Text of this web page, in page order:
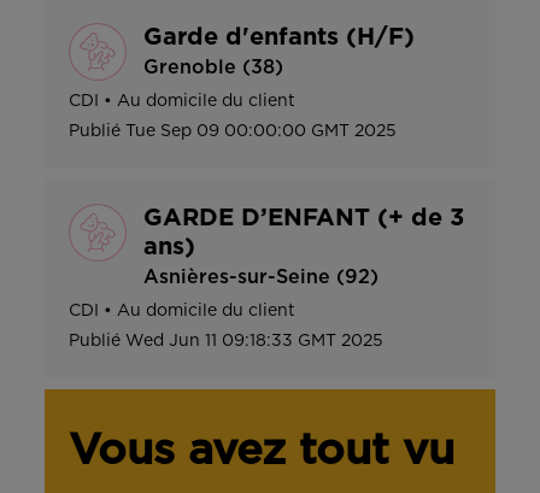
Garde d'enfants (H/F)
Grenoble (38)
CDI • Au domicile du client
Publié
Tue Sep 09 00:00:00 GMT 2025
GARDE D’ENFANT (+ de 3
ans)
Asnières-sur-Seine (92)
CDI • Au domicile du client
Publié Wed Jun 11 09:18:33 GMT 2025
Vous avez tout vu